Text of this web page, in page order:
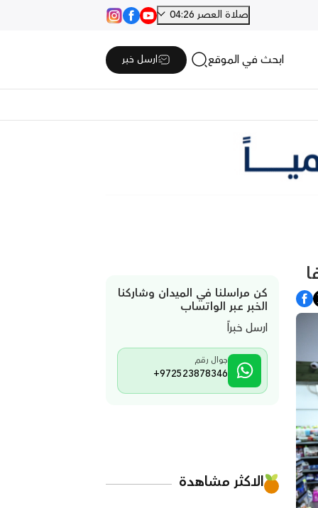
صلاة العصر 04:26
ابحث في الموقع ارسل خبر
كن مراسلنا في الميدان وشاركنا
الخبر عبر الواتساب
ارسل خبراً
جوال رقم
+972523878346
الاكثر مشاهدة